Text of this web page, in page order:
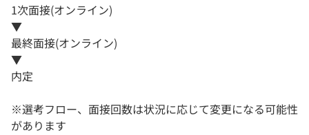
1次面接(オンライン)
▼
最終面接(オンライン)
▼
内定
※選考フロー、面接回数は状況に応じて変更になる可能性
があります